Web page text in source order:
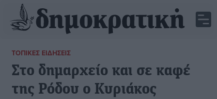
ΤΟΠΙΚΈΣ ΕΙΔΉΣΕΙΣ
Στο δημαρχείο και σε καφέ
της Ρόδου ο Κυριάκος